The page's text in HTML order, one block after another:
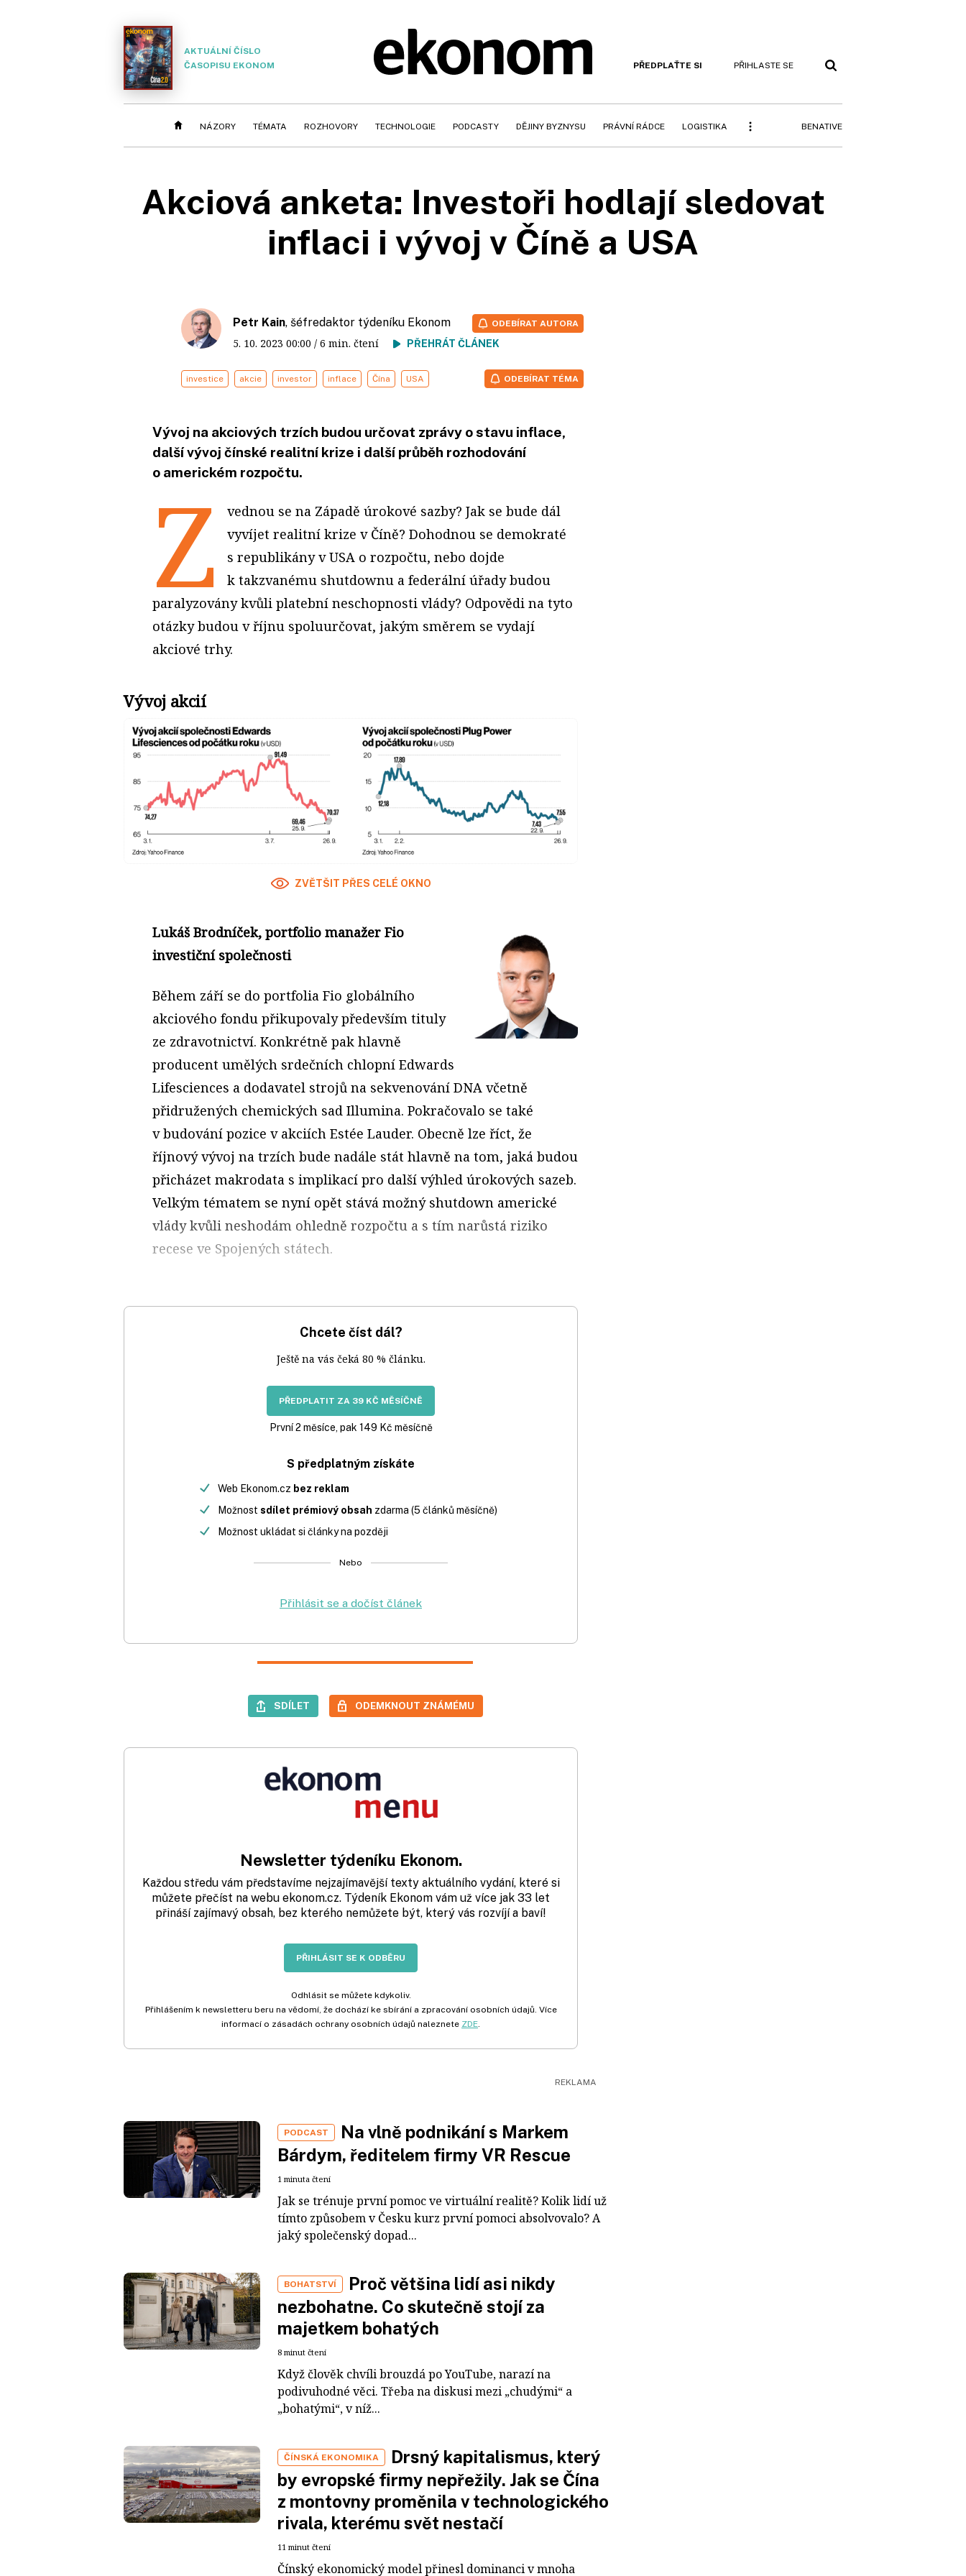
AKTUÁLNÍ ČÍSLO
ČASOPISU EKONOM
PŘEDPLAŤTE SI PŘIHLASTE SE
NÁZORY TÉMATA ROZHOVORY TECHNOLOGIE PODCASTY DĚJINY BYZNYSU PRÁVNÍ RÁDCE LOGISTIKA BENATIVE
Akciová anketa: Investoři hodlají sledovat
inflaci i vývoj v Číně a USA
Petr Kain, šéfredaktor týdeníku Ekonom
5. 10. 2023 00:00 / 6 min. čtení PŘEHRÁT ČLÁNEK
ODEBÍRAT AUTORA
investice akcie investor inflace Čína USA ODEBÍRAT TÉMA
Vývoj na akciových trzích budou určovat zprávy o stavu inflace,
další vývoj čínské realitní krize i další průběh rozhodování
o americkém rozpočtu.
Z
vednou se na Západě úrokové sazby? Jak se bude dál
vyvíjet realitní krize v Číně? Dohodnou se demokraté
s republikány v USA o rozpočtu, nebo dojde
k takzvanému shutdownu a federální úřady budou
paralyzovány kvůli platební neschopnosti vlády? Odpovědi na tyto
otázky budou v říjnu spoluurčovat, jakým směrem se vydají
akciové trhy.
Vývoj akcií
ZVĚTŠIT PŘES CELÉ OKNO
Lukáš Brodníček, portfolio manažer Fio
investiční společnosti
Během září se do portfolia Fio globálního
akciového fondu přikupovaly především tituly
ze zdravotnictví. Konkrétně pak hlavně
producent umělých srdečních chlopní Edwards
Lifesciences a dodavatel strojů na sekvenování DNA včetně
přidružených chemických sad Illumina. Pokračovalo se také
v budování pozice v akciích Estée Lauder. Obecně lze říct, že
říjnový vývoj na trzích bude nadále stát hlavně na tom, jaká budou
přicházet makrodata s implikací pro další výhled úrokových sazeb.
Velkým tématem se nyní opět stává možný shutdown americké
vlády kvůli neshodám ohledně rozpočtu a s tím narůstá riziko
recese ve Spojených státech.
Chcete číst dál?
Ještě na vás čeká 80 % článku.
PŘEDPLATIT ZA 39 KČ MĚSÍČNĚ
První 2 měsíce, pak 149 Kč měsíčně
S předplatným získáte
Web Ekonom.cz bez reklam
Možnost sdílet prémiový obsah zdarma (5 článků měsíčně)
Možnost ukládat si články na později
Nebo
Přihlásit se a dočíst článek
SDÍLET ODEMKNOUT ZNÁMÉMU
Newsletter týdeníku Ekonom.
Každou středu vám představíme nejzajímavější texty aktuálního vydání, které si
můžete přečíst na webu ekonom.cz. Týdeník Ekonom vám už více jak 33 let
přináší zajímavý obsah, bez kterého nemůžete být, který vás rozvíjí a baví!
PŘIHLÁSIT SE K ODBĚRU
Odhlásit se můžete kdykoliv.
Přihlášením k newsletteru beru na vědomí, že dochází ke sbírání a zpracování osobních údajů. Více
informací o zásadách ochrany osobních údajů naleznete ZDE.
PODCAST
Na vlně podnikání s Markem
Bárdym, ředitelem firmy VR Rescue
1 minuta čtení
Jak se trénuje první pomoc ve virtuální realitě? Kolik lidí už
tímto způsobem v Česku kurz první pomoci absolvovalo? A
jaký společenský dopad...
BOHATSTVÍ
Proč většina lidí asi nikdy
nezbohatne. Co skutečně stojí za
majetkem bohatých
8 minut čtení
Když člověk chvíli brouzdá po YouTube, narazí na
podivuhodné věci. Třeba na diskusi mezi „chudými“ a
„bohatými“, v níž...
ČÍNSKÁ EKONOMIKA
Drsný kapitalismus, který
by evropské firmy nepřežily. Jak se Čína
z montovny proměnila v technologického
rivala, kterému svět nestačí
11 minut čtení
Čínský ekonomický model přinesl dominanci v mnoha